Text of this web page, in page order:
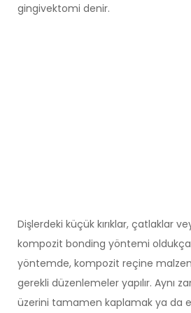
gingivektomi denir.
Dişlerdeki küçük kırıklar, çatlaklar
kompozit bonding yöntemi oldukça
yöntemde, kompozit reçine
gerekli düzenlemeler yapılır. Aynı
üzerini tamamen kaplamak ya da